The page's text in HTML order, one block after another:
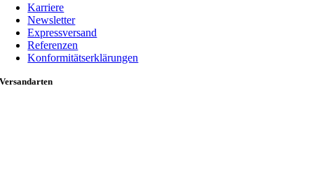
Karriere
Newsletter
Expressversand
Referenzen
Konformitätserklärungen
Versandarten